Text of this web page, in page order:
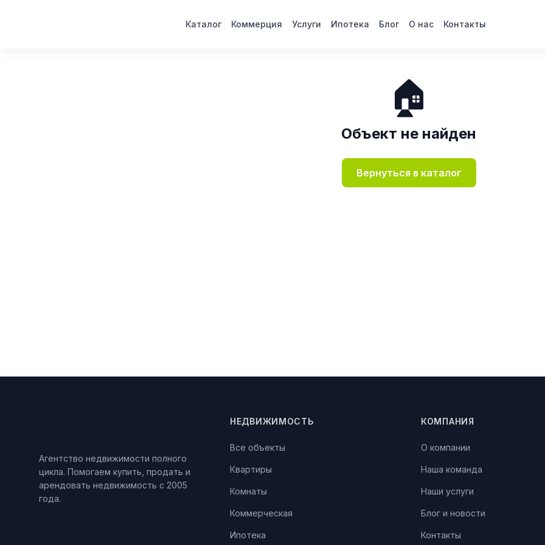
Каталог Коммерция Услуги Ипотека Блог О нас Контакты
🏠
Объект не найден
Вернуться в каталог
Агентство недвижимости полного
цикла. Помогаем купить, продать и
арендовать недвижимость с 2005
года.
НЕДВИЖИМОСТЬ
Все объекты
Квартиры
Комнаты
Коммерческая
Ипотека
КОМПАНИЯ
О компании
Наша команда
Наши услуги
Блог и новости
Контакты